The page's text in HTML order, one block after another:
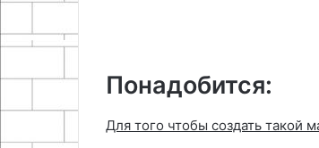
Понадобится:
Для того чтобы создать такой